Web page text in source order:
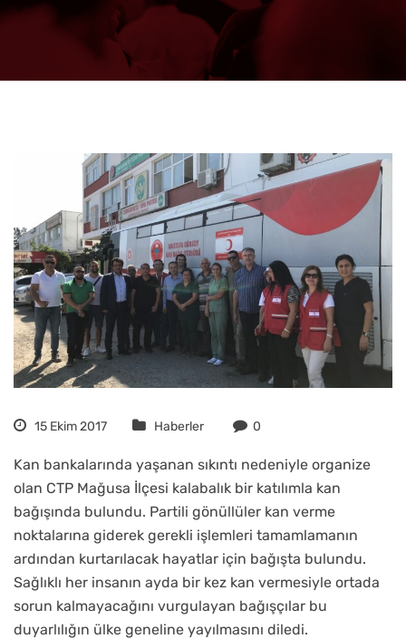
15 Ekim 2017 Haberler 0
Kan bankalarında yaşanan sıkıntı nedeniyle organize
olan CTP Mağusa İlçesi kalabalık bir katılımla kan
bağışında bulundu. Partili gönüllüler kan verme
noktalarına giderek gerekli işlemleri tamamlamanın
ardından kurtarılacak hayatlar için bağışta bulundu.
Sağlıklı her insanın ayda bir kez kan vermesiyle ortada
sorun kalmayacağını vurgulayan bağışçılar bu
duyarlılığın ülke geneline yayılmasını diledi.